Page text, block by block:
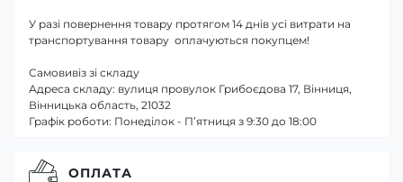
У разі повернення товару протягом 14 днів усі витрати на
транспортування товару оплачуються покупцем!
Самовивіз зі складу
Адреса складу: вулиця провулок Грибоєдова 17, Вінниця,
Вінницька область, 21032
Графік роботи: Понеділок - П’ятниця з 9:30 до 18:00
ОПЛАТА